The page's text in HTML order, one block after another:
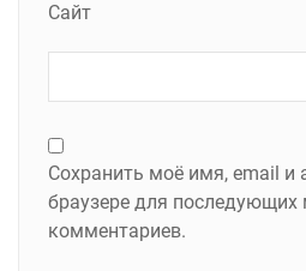
Сайт
Сохранить моё имя, email и
браузере для последующих
комментариев.